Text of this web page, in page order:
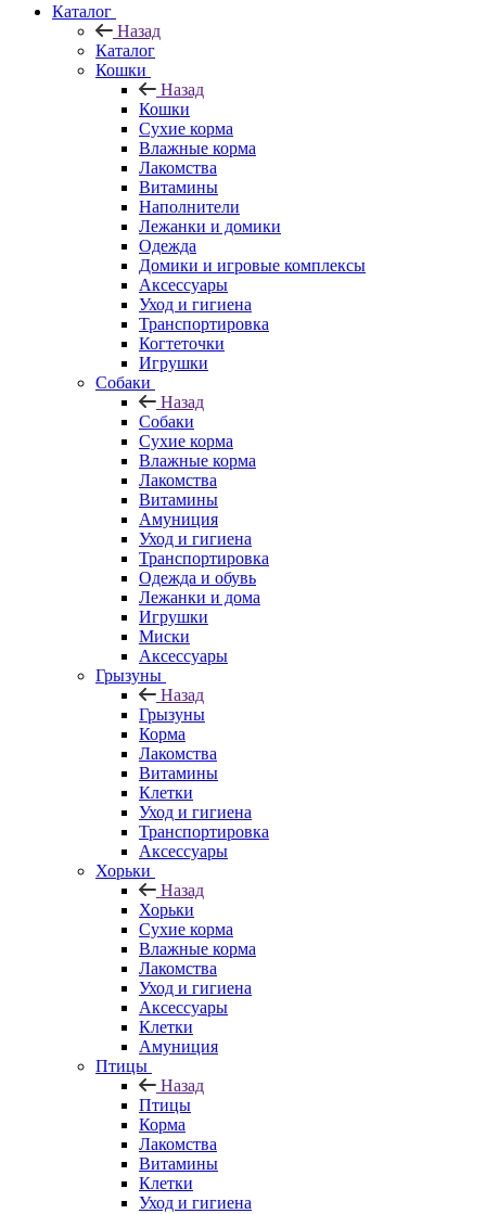
Каталог
Назад
Каталог
Кошки
Назад
Кошки
Сухие корма
Влажные корма
Лакомства
Витамины
Наполнители
Лежанки и домики
Одежда
Домики и игровые комплексы
Аксессуары
Уход и гигиена
Транспортировка
Когтеточки
Игрушки
Собаки
Назад
Собаки
Сухие корма
Влажные корма
Лакомства
Витамины
Амуниция
Уход и гигиена
Транспортировка
Одежда и обувь
Лежанки и дома
Игрушки
Миски
Аксессуары
Грызуны
Назад
Грызуны
Корма
Лакомства
Витамины
Клетки
Уход и гигиена
Транспортировка
Аксессуары
Хорьки
Назад
Хорьки
Сухие корма
Влажные корма
Лакомства
Уход и гигиена
Аксессуары
Клетки
Амуниция
Птицы
Назад
Птицы
Корма
Лакомства
Витамины
Клетки
Уход и гигиена